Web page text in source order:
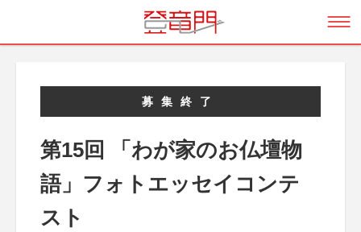
募集終了
第15回 「わが家のお仏壇物
語」フォトエッセイコンテ
スト